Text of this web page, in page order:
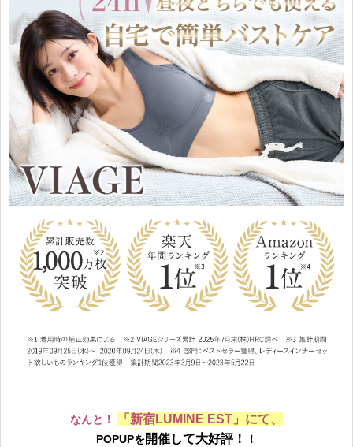
なんと！ 「新宿LUMINE EST」にて、
POPUPを開催して大好評！ ！